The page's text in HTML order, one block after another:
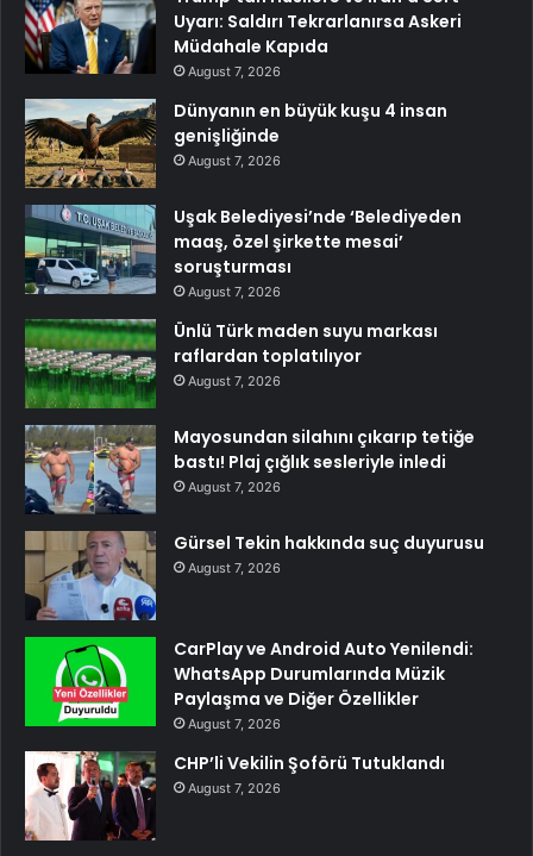
Uyarı: Saldırı Tekrarlanırsa Askeri
Müdahale Kapıda
August 7, 2026
Dünyanın en büyük kuşu 4 insan
genişliğinde
August 7, 2026
Uşak Belediyesi’nde ‘Belediyeden
maaş, özel şirkette mesai’
soruşturması
August 7, 2026
Ünlü Türk maden suyu markası
raflardan toplatılıyor
August 7, 2026
Mayosundan silahını çıkarıp tetiğe
bastı! Plaj çığlık sesleriyle inledi
August 7, 2026
Gürsel Tekin hakkında suç duyurusu
August 7, 2026
CarPlay ve Android Auto Yenilendi:
WhatsApp Durumlarında Müzik
Paylaşma ve Diğer Özellikler
August 7, 2026
CHP’li Vekilin Şoförü Tutuklandı
August 7, 2026